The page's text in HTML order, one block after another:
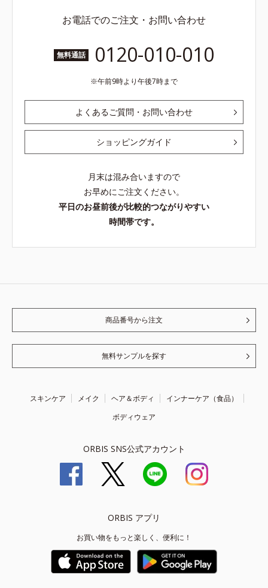
お電話でのご注文・お問い合わせ
無料通話 0120-010-010
午前9時より午後7時まで
よくあるご質問・お問い合わせ
ショッピングガイド
月末は混み合いますので
お早めにご注文ください。
平日のお昼前後が比較的つながりやすい
時間帯です。
商品番号から注文
無料サンプルを探す
スキンケア メイク ヘア＆ボディ
インナーケア（食品）
ボディウェア
ORBIS SNS公式アカウント
ORBIS アプリ
お買い物をもっと楽しく、便利に！